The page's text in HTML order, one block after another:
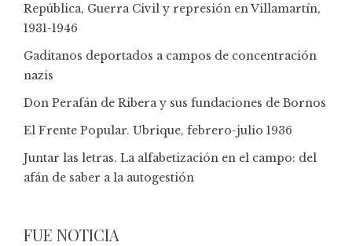
República, Guerra Civil y represión en Villamartín,
1931-1946
Gaditanos deportados a campos de concentración
nazis
Don Perafán de Ribera y sus fundaciones de Bornos
El Frente Popular. Ubrique, febrero-julio 1936
Juntar las letras. La alfabetización en el campo: del
afán de saber a la autogestión
FUE NOTICIA